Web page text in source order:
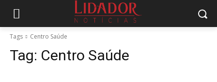
Tags Centro Saúde
Tag: Centro Saúde